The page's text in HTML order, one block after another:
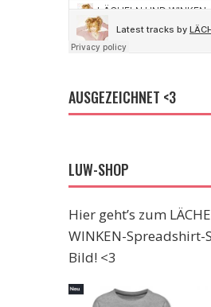
AUSGEZEICHNET <3
LUW-SHOP
Hier geht’s zum
WINKEN-Spreadshirt-
Bild! <3